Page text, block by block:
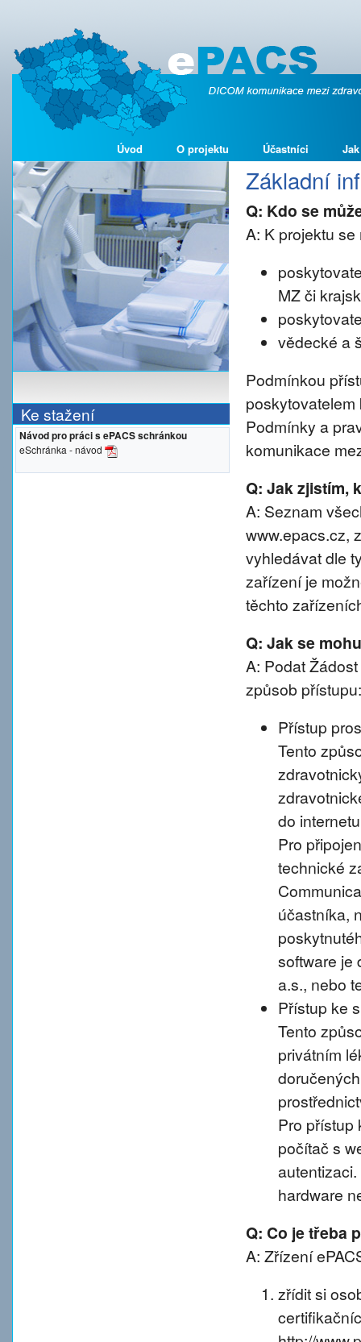
Úvod O projektu Účastníci
Ke stažení
Návod pro práci s ePACS schránkou
eSchránka - návod
Základní
Q: Kdo se
A: K projektu
MZ či
vědecké a
Podmínkou
poskytovatelem
Podmínky a
komunikace
Q: Jak zjistím,
A: Seznam
www.epacs.cz,
vyhledávat dle
zařízení je
těchto
Q: Jak se
A: Podat
způsob přístupu:
Přístup
Tento
do
Pro
technické
účastníka,
software je
a.s., nebo
Přístup ke
Tento
privátním
Pro přístup
počítač s
hardware
Q: Co je třeba
A: Zřízení
zřídit si